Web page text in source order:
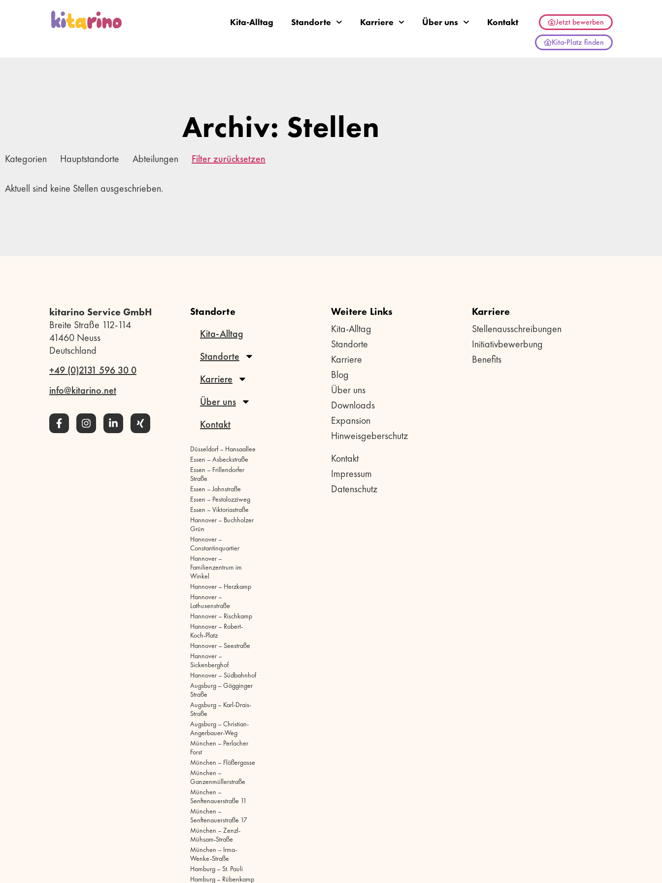
Kita-Alltag Standorte Karriere Über uns Kontakt
Jetzt bewerben
Kita-Platz finden
Archiv: Stellen
Kategorien Hauptstandorte Abteilungen Filter zurücksetzen
Aktuell sind keine Stellen ausgeschrieben.
kitarino Service GmbH
Breite Straße 112-114
41460 Neuss
Deutschland
+49 (0)2131 596 30 0
info@kitarino.net
Standorte
Kita-Alltag
Standorte
Karriere
Über uns
Kontakt
Düsseldorf – Hansaallee
Essen – Asbeckstraße
Essen – Frillendorfer
Straße
Essen – Jahnstraße
Essen – Pestalozziweg
Essen – Viktoriastraße
Hannover – Buchholzer
Grün
Hannover –
Constantinquartier
Hannover –
Familienzentrum im
Winkel
Hannover – Herzkamp
Hannover –
Lathusenstraße
Hannover – Rischkamp
Hannover – Robert-
Koch-Platz
Hannover – Seestraße
Hannover –
Sickenberghof
Hannover – Südbahnhof
Augsburg – Gögginger
Straße
Augsburg – Karl-Drais-
Straße
Augsburg – Christian-
Angerbauer-Weg
München – Perlacher
Forst
München – Flößergasse
München –
Ganzenmüllerstraße
München –
Senftenauerstraße 11
München –
Senftenauerstraße 17
München – Zenzl-
Mühsam-Straße
München – Irma-
Wenke-Straße
Hamburg – St. Pauli
Hamburg – Rübenkamp
Weitere Links
Kita-Alltag
Standorte
Karriere
Blog
Über uns
Downloads
Expansion
Hinweisgeberschutz
Kontakt
Impressum
Datenschutz
Karriere
Stellenausschreibungen
Initiativbewerbung
Benefits